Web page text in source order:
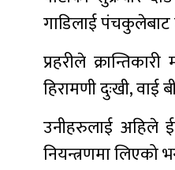
गाडिलाई पंचकुलेबाट
प्रहरीले
हिरामणी दुःखी,
उनीहरुलाई अहिले
नियन्त्रणमा लिएको